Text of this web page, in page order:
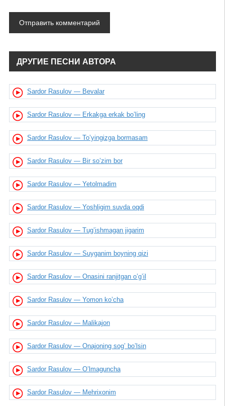
ДРУГИЕ ПЕСНИ АВТОРА
Sardor Rasulov — Bevalar
Sardor Rasulov — Erkakga erkak bo’ling
Sardor Rasulov — To’yingizga bormasam
Sardor Rasulov — Bir so’zim bor
Sardor Rasulov — Yetolmadim
Sardor Rasulov — Yoshligim suvda oqdi
Sardor Rasulov — Tug’ishmagan jigarim
Sardor Rasulov — Suyganim boyning qizi
Sardor Rasulov — Onasini ranjitgan o’g’il
Sardor Rasulov — Yomon ko’cha
Sardor Rasulov — Malikajon
Sardor Rasulov — Onajoning sog’ bo’lsin
Sardor Rasulov — O’lmaguncha
Sardor Rasulov — Mehrixonim